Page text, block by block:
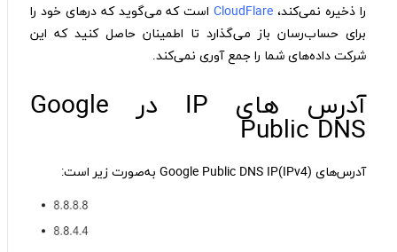
را ذخیره نمی‌کند، CloudFlareاست که می‌گوید که در‌های خود را
برای حساب‌رسان باز می‌گذارد تا اطمینان حاصل کنید که این
شرکت داده‌های شما را جمع آوری نمی‌کند.
آدرس های IP در Google
Public DNS
آدرس‌های (Google Public DNS IP(IPv4 به‌صورت زیر است: